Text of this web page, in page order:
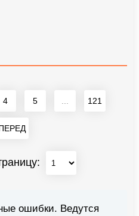
4 5 ... 121
ошибки. Ведутся